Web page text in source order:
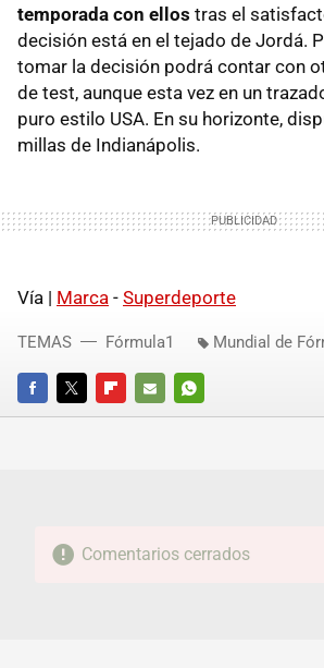
temporada con ellos tras el
decisión está en el tejado de Jordá.
tomar la decisión podrá contar con
de test, aunque esta vez en un
puro estilo USA. En su horizonte,
millas de Indianápolis.
Vía | Marca - Superdeporte
FACEBOOKTWITTERFLIPBOARD
E-
WHATSAPP
TEMAS Fórmula1 Mundial de
Comentarios cerrados